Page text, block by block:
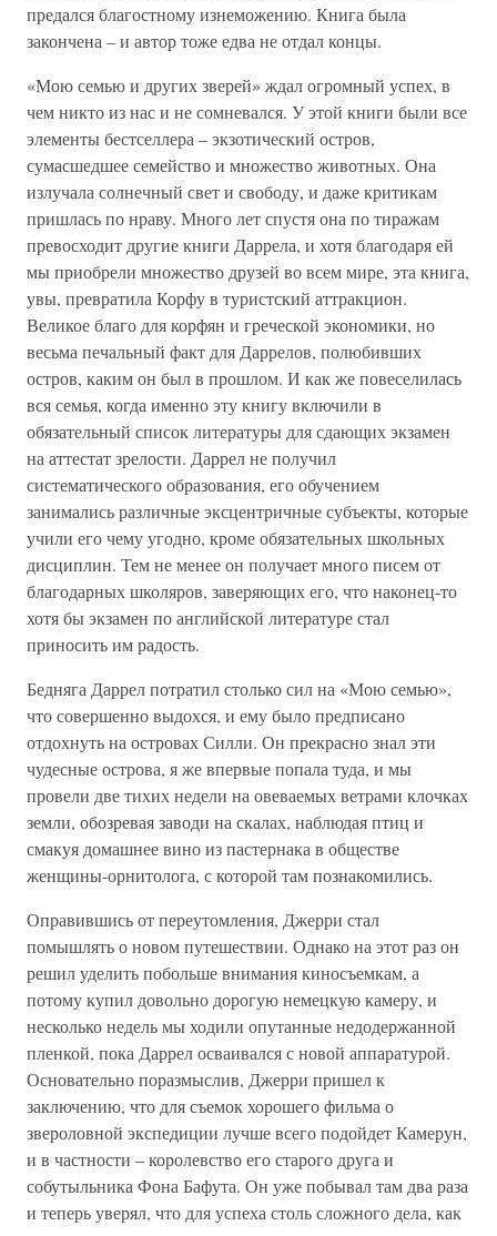
предался благостному изнеможению. Книга была
закончена – и автор тоже едва не отдал концы.
«Мою семью и других зверей» ждал огромный успех, в
чем никто из нас и не сомневался. У этой книги были все
элементы бестселлера – экзотический остров,
сумасшедшее семейство и множество животных. Она
излучала солнечный свет и свободу, и даже критикам
пришлась по нраву. Много лет спустя она по тиражам
превосходит другие книги Даррела, и хотя благодаря ей
мы приобрели множество друзей во всем мире, эта книга,
увы, превратила Корфу в туристский аттракцион.
Великое благо для корфян и греческой экономики, но
весьма печальный факт для Даррелов, полюбивших
остров, каким он был в прошлом. И как же повеселилась
вся семья, когда именно эту книгу включили в
обязательный список литературы для сдающих экзамен
на аттестат зрелости. Даррел не получил
систематического образования, его обучением
занимались различные эксцентричные субъекты, которые
учили его чему угодно, кроме обязательных школьных
дисциплин. Тем не менее он получает много писем от
благодарных школяров, заверяющих его, что наконец-то
хотя бы экзамен по английской литературе стал
приносить им радость.
Бедняга Даррел потратил столько сил на «Мою семью»,
что совершенно выдохся, и ему было предписано
отдохнуть на островах Силли. Он прекрасно знал эти
чудесные острова, я же впервые попала туда, и мы
провели две тихих недели на овеваемых ветрами клочках
земли, обозревая заводи на скалах, наблюдая птиц и
смакуя домашнее вино из пастернака в обществе
женщины-орнитолога, с которой там познакомились.
Оправившись от переутомления, Джерри стал
помышлять о новом путешествии. Однако на этот раз он
решил уделить побольше внимания киносъемкам, а
потому купил довольно дорогую немецкую камеру, и
несколько недель мы ходили опутанные недодержанной
пленкой, пока Даррел осваивался с новой аппаратурой.
Основательно поразмыслив, Джерри пришел к
заключению, что для съемок хорошего фильма о
звероловной экспедиции лучше всего подойдет Камерун,
и в частности – королевство его старого друга и
собутыльника Фона Бафута. Он уже побывал там два раза
и теперь уверял, что для успеха столь сложного дела, как